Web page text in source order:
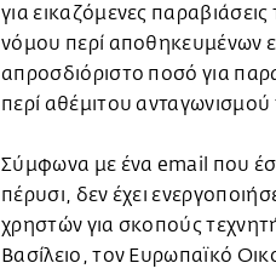
για εικαζόμενες
νόμου περί αποθηκευμένων
απροσδιόριστο ποσό για
περί αθέμιτου ανταγωνισμού
Σύμφωνα με ένα email που
πέρυσι, δεν έχει
χρηστών για σκοπούς
Βασίλειο, τον Ευρωπαϊκό